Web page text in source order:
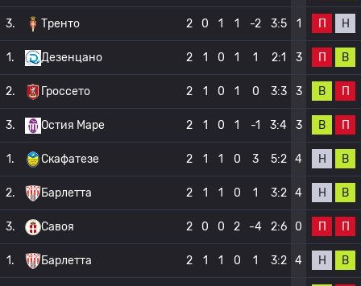
3. Тренто 2 0 1 1 -2 3:5 1 П Н
1. Дезенцано 2 1 0 1 1 2:1 3 П В
2. Гроссето 2 1 0 1 0 3:3 3 В П
3. Остия Маре 2 1 0 1 -1 3:4 3 В П
1. Скафатезе 2 1 1 0 3 5:2 4 Н В
2. Барлетта 2 1 1 0 1 3:2 4 Н В
3. Савоя 2 0 0 2 -4 2:6 0 П П
1. Барлетта 2 1 1 0 1 3:2 4 Н В